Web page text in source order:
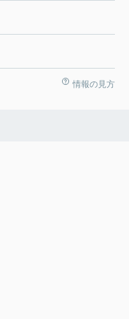
情報の見方